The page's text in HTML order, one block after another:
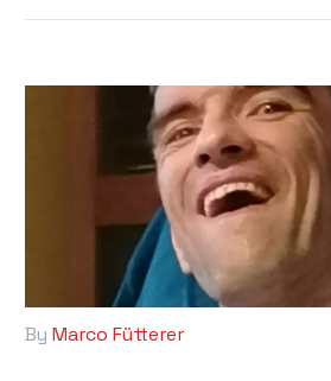
By Marco Fütterer